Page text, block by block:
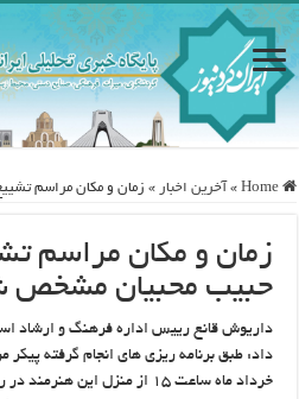
Home
» آخرین اخبار » زمان و مکان مراسم
زمان و مکان مراسم
حبیب محبیان مشخص
داریوش قانع رییس اداره فرهنگ و ارشاد
خرداد ماه ساعت ۱۵ از منزل این